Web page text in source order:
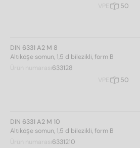
VPE
50
DIN 6331 A2 M 8
Altıköşe somun, 1,5 d bilezikli, form B
Ürün numarası 633128
VPE
50
DIN 6331 A2 M 10
Altıköşe somun, 1,5 d bilezikli, form B
Ürün numarası 6331210